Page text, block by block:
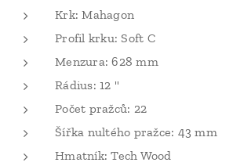
Krk: Mahagon
Profil krku: Soft C
Menzura: 628 mm
Rádius: 12 "
Počet pražců: 22
Šířka nultého pražce: 43 mm
Hmatník: Tech Wood